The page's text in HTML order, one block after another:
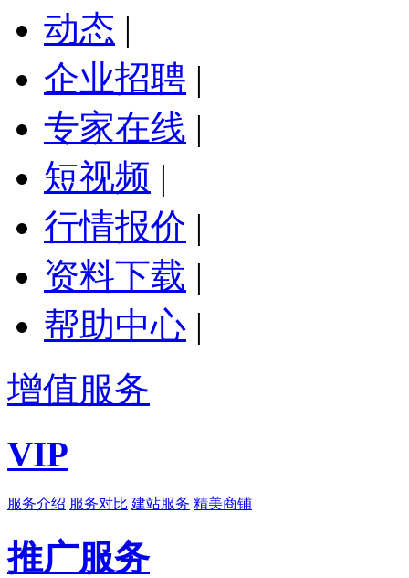
动态 |
企业招聘 |
专家在线 |
短视频 |
行情报价 |
资料下载 |
帮助中心 |
增值服务
VIP
服务介绍 服务对比 建站服务 精美商铺
推广服务